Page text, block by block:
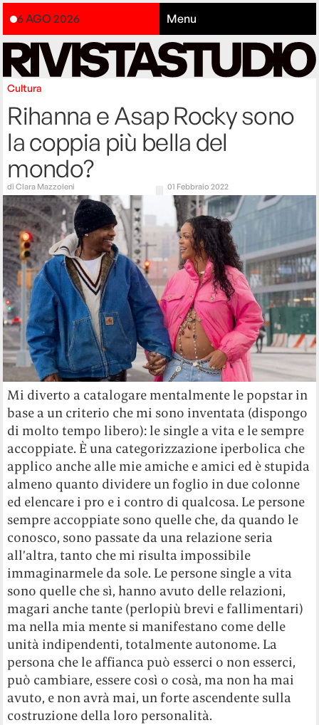
6 AGO 2026 Menu
Cultura
Rihanna e Asap Rocky sono
la coppia più bella del
mondo?
diClara Mazzoleni 01 Febbraio 2022
Mi diverto a catalogare mentalmente le popstar in
base a un criterio che mi sono inventata (dispongo
di molto tempo libero): le single a vita e le sempre
accoppiate. È una categorizzazione iperbolica che
applico anche alle mie amiche e amici ed è stupida
almeno quanto dividere un foglio in due colonne
ed elencare i pro e i contro di qualcosa. Le persone
sempre accoppiate sono quelle che, da quando le
conosco, sono passate da una relazione seria
all’altra, tanto che mi risulta impossibile
immaginarmele da sole. Le persone single a vita
sono quelle che sì, hanno avuto delle relazioni,
magari anche tante (perlopiù brevi e fallimentari)
ma nella mia mente si manifestano come delle
unità indipendenti, totalmente autonome. La
persona che le affianca può esserci o non esserci,
può cambiare, essere così o cosà, ma non ha mai
avuto, e non avrà mai, un forte ascendente sulla
costruzione della loro personalità.